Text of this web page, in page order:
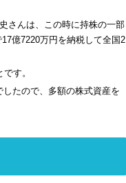
さんは、この時に持株の一部
億7220万円を納税して全国2
す。
たので、多額の株式資産を